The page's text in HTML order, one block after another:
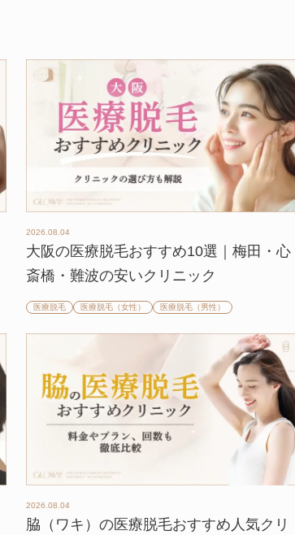
2026.08.04
大阪の医療脱毛おすすめ10選｜梅田・心
斎橋・難波の安いクリニック
医療脱毛 医療脱毛（女性） 医療脱毛（男性）
2026.08.04
脇（ワキ）の医療脱毛おすすめ人気クリ